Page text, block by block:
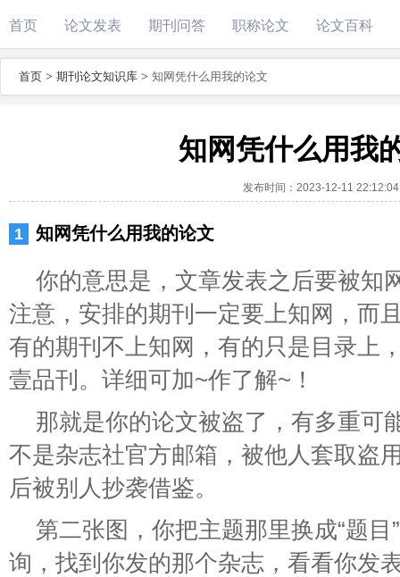
首页 论文发表 期刊问答 职称论文 论文百科
首页 > 期刊论文知识库 > 知网凭什么用我的论文
知网凭什么用我
发布时间：2023-12-11 22:12:04
知网凭什么用我的论文
你的意思是，文章发表之后要被知
注意，安排的期刊一定要上知网，而
有的期刊不上知网，有的只是目录上
壹品刊。详细可加~作了解~！
那就是你的论文被盗了，有多重可
不是杂志社官方邮箱，被他人套取盗
后被别人抄袭借鉴。
第二张图，你把主题那里换成“题
询，找到你发的那个杂志，看看你发